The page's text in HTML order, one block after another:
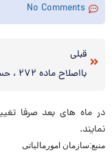
No Comments
قبلی
در ماه های بعد صرفا
نمایند.
منبع:سازمان امورمالیاتی